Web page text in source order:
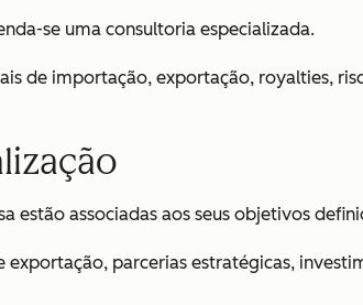
se uma consultoria especializada.
de importação, exportação, royalties,
estão associadas aos seus objetivos
parcerias estratégicas,